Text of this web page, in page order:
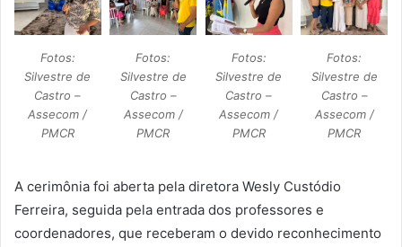
Fotos:
Silvestre de
Castro –
Assecom /
PMCR
Fotos:
Silvestre de
Castro –
Assecom /
PMCR
Fotos:
Silvestre de
Castro –
Assecom /
PMCR
Fotos:
Silvestre de
Castro –
Assecom /
PMCR
A cerimônia foi aberta pela diretora Wesly Custódio
Ferreira, seguida pela entrada dos professores e
coordenadores, que receberam o devido reconhecimento